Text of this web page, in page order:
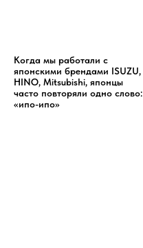
Когда мы работали с
японскими брендами ISUZU,
HINO, Mitsubishi, японцы
часто повторяли одно слово:
«ипо-ипо»